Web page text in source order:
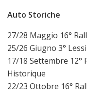
Auto Storiche
27/28 Maggio 16°
25/26 Giugno 3°
17/18 Settembre 12°
Historique
22/23 Ottobre 16°